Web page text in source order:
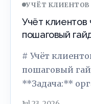
УЧЁТ КЛИЕНТОВ
Учёт
пошаговый
# Учёт
пошаговый
**Задача:**